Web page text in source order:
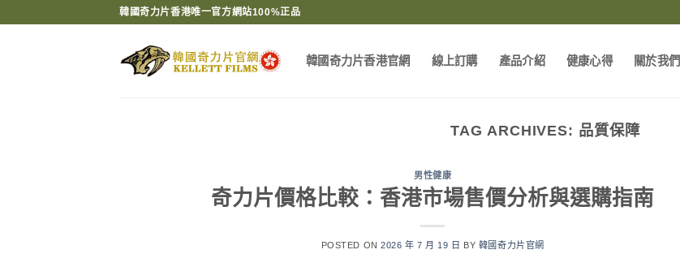
韓國奇力片香港唯一官方網站100%正品
韓國奇力片香港官網 線上訂購 產品介紹 健康心得 關於我們
TAG ARCHIVES: 品質保障
男性健康
奇力片價格比較：香港市場售價分析與選購指南
POSTED ON2026 年 7 月 19 日 BY 韓國奇力片官網